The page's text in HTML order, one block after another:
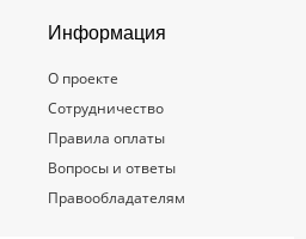
Информация
О проекте
Сотрудничество
Правила оплаты
Вопросы и ответы
Правообладателям